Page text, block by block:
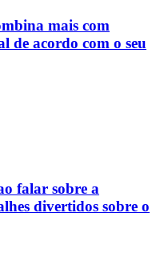
mais com
de acordo com o seu
falar sobre a
divertidos sobre o